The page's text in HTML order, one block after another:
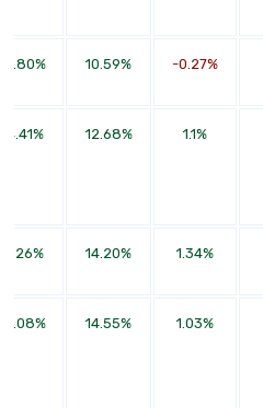
-0.27%
10.59%
1.1%
12.68%
1.34%
14.20%
1.03%
14.55%